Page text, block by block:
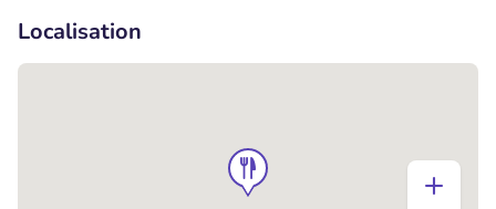
Localisation